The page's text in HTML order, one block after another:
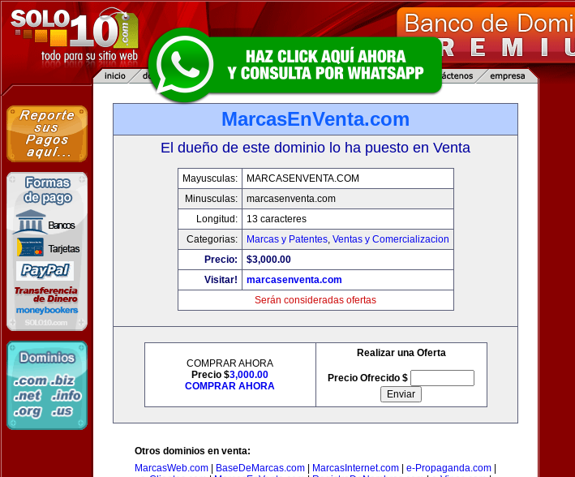
MarcasEnVenta.com
El dueño de este dominio lo ha puesto en Venta
Mayusculas:
MARCASENVENTA.COM
Minusculas:
marcasenventa.com
Longitud:
13 caracteres
Categorias:
Marcas y Patentes, Ventas y Comercializacion
Precio:
$3,000.00
Visitar!
marcasenventa.com
Serán consideradas ofertas
COMPRAR AHORA
Precio $3,000.00
COMPRAR AHORA
Realizar una Oferta
Precio Ofrecido $
Otros dominios en venta:
MarcasWeb.com
BaseDeMarcas.com MarcasInternet.com e-Propaganda.com